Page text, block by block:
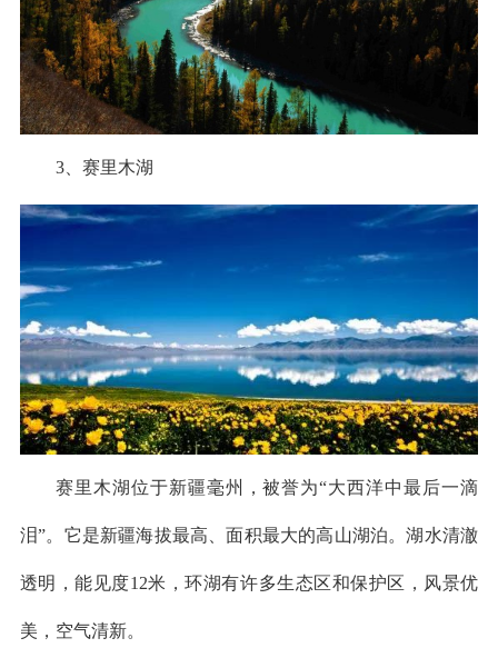
3、赛里木湖
赛里木湖位于新疆毫州，被誉为“大西洋中最后一滴
泪”。它是新疆海拔最高、面积最大的高山湖泊。湖水清澈
透明，能见度12米，环湖有许多生态区和保护区，风景优
美，空气清新。